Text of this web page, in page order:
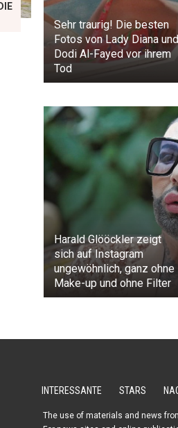
Sehr traurig! Die besten
Fotos von Lady Diana und
Dodi Al-Fayed vor ihrem
Tod
Harald Glööckler zeigt
sich auf Instagram
ungewöhnlich, ganz ohne
Make-up und ohne Filter
L
INTERESSANTE STARS
The use of materials and news